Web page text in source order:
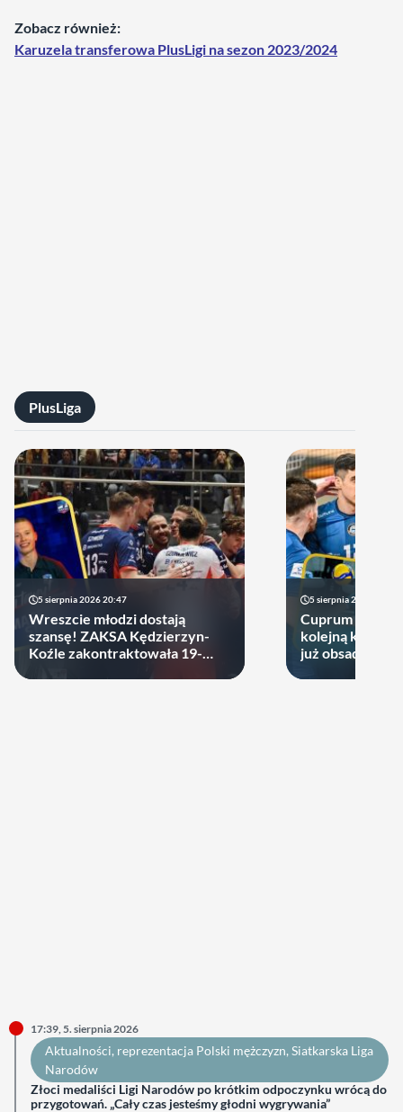
Zobacz również:
Karuzela transferowa PlusLigi na sezon 2023/2024
PlusLiga
5 sierpnia 2026 20:47
Wreszcie młodzi dostają
szansę! ZAKSA Kędzierzyn-
Koźle zakontraktowała 19-
5 sierpnia 2026 14:44
Cuprum Stilon
kolejną kartę!
już obsadzona
17:39, 5. sierpnia 2026
Aktualności, reprezentacja Polski mężczyzn, Siatkarska Liga
Narodów
Złoci medaliści Ligi Narodów po krótkim odpoczynku wrócą do
przygotowań. „Cały czas jesteśmy głodni wygrywania”